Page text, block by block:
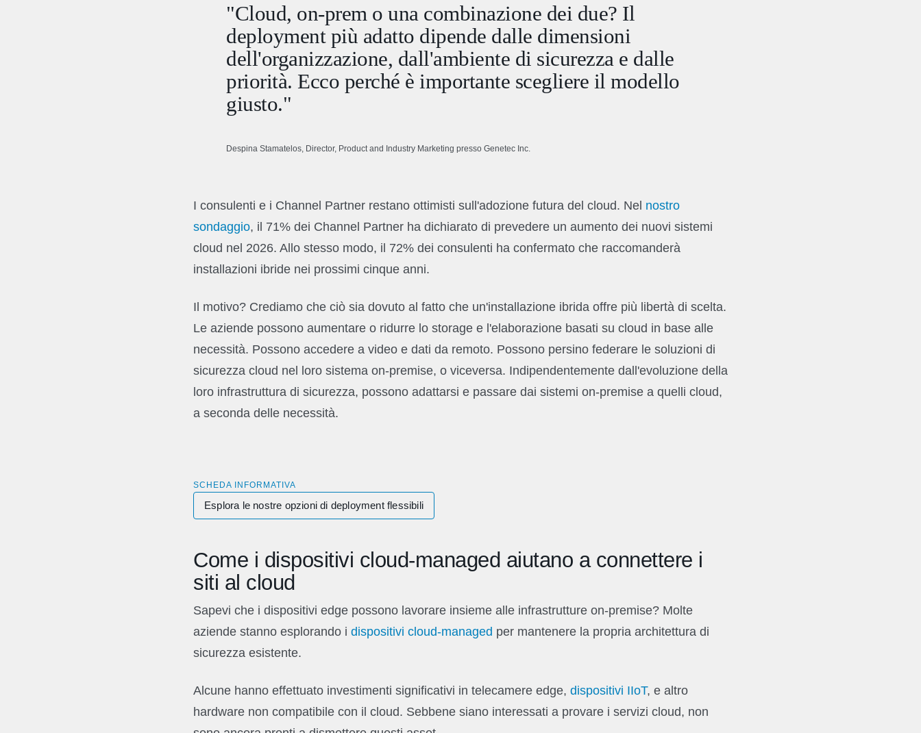
"Cloud, on-prem o una combinazione dei due? Il
deployment più adatto dipende dalle dimensioni
dell'organizzazione, dall'ambiente di sicurezza e dalle
priorità. Ecco perché è importante scegliere il modello
giusto."
Despina Stamatelos, Director, Product and Industry Marketing presso Genetec Inc.
I consulenti e i Channel Partner restano ottimisti sull'adozione futura del cloud. Nel nostro
sondaggio, il 71% dei Channel Partner ha dichiarato di prevedere un aumento dei nuovi sistemi
cloud nel 2026. Allo stesso modo, il 72% dei consulenti ha confermato che raccomanderà
installazioni ibride nei prossimi cinque anni.
Il motivo? Crediamo che ciò sia dovuto al fatto che un'installazione ibrida offre più libertà di scelta.
Le aziende possono aumentare o ridurre lo storage e l'elaborazione basati su cloud in base alle
necessità. Possono accedere a video e dati da remoto. Possono persino federare le soluzioni di
sicurezza cloud nel loro sistema on-premise, o viceversa. Indipendentemente dall'evoluzione della
loro infrastruttura di sicurezza, possono adattarsi e passare dai sistemi on-premise a quelli cloud,
a seconda delle necessità.
SCHEDA INFORMATIVA
Esplora le nostre opzioni di deployment flessibili
Come i dispositivi cloud-managed aiutano a connettere i
siti al cloud
Sapevi che i dispositivi edge possono lavorare insieme alle infrastrutture on-premise? Molte
aziende stanno esplorando i dispositivi cloud-managed per mantenere la propria architettura di
sicurezza esistente.
Alcune hanno effettuato investimenti significativi in telecamere edge, dispositivi IIoT, e altro
hardware non compatibile con il cloud. Sebbene siano interessati a provare i servizi cloud, non